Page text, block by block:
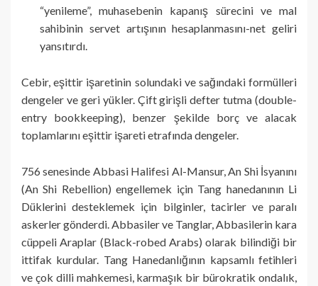
“yenileme”, muhasebenin kapanış sürecini ve mal
sahibinin servet artışının hesaplanmasını-net geliri
yansıtırdı.
Cebir, eşittir işaretinin solundaki ve sağındaki formülleri
dengeler ve geri yükler. Çift girişli defter tutma (double-
entry bookkeeping), benzer şekilde borç ve alacak
toplamlarını eşittir işareti etrafında dengeler.
756 senesinde Abbasi Halifesi Al-Mansur, An Shi İsyanını
(An Shi Rebellion) engellemek için Tang hanedanının Li
Düklerini desteklemek için bilginler, tacirler ve paralı
askerler gönderdi. Abbasiler ve Tanglar, Abbasilerin kara
cüppeli Araplar (Black-robed Arabs) olarak bilindiği bir
ittifak kurdular. Tang Hanedanlığının kapsamlı fetihleri
ve çok dilli mahkemesi, karmaşık bir bürokratik ondalık,